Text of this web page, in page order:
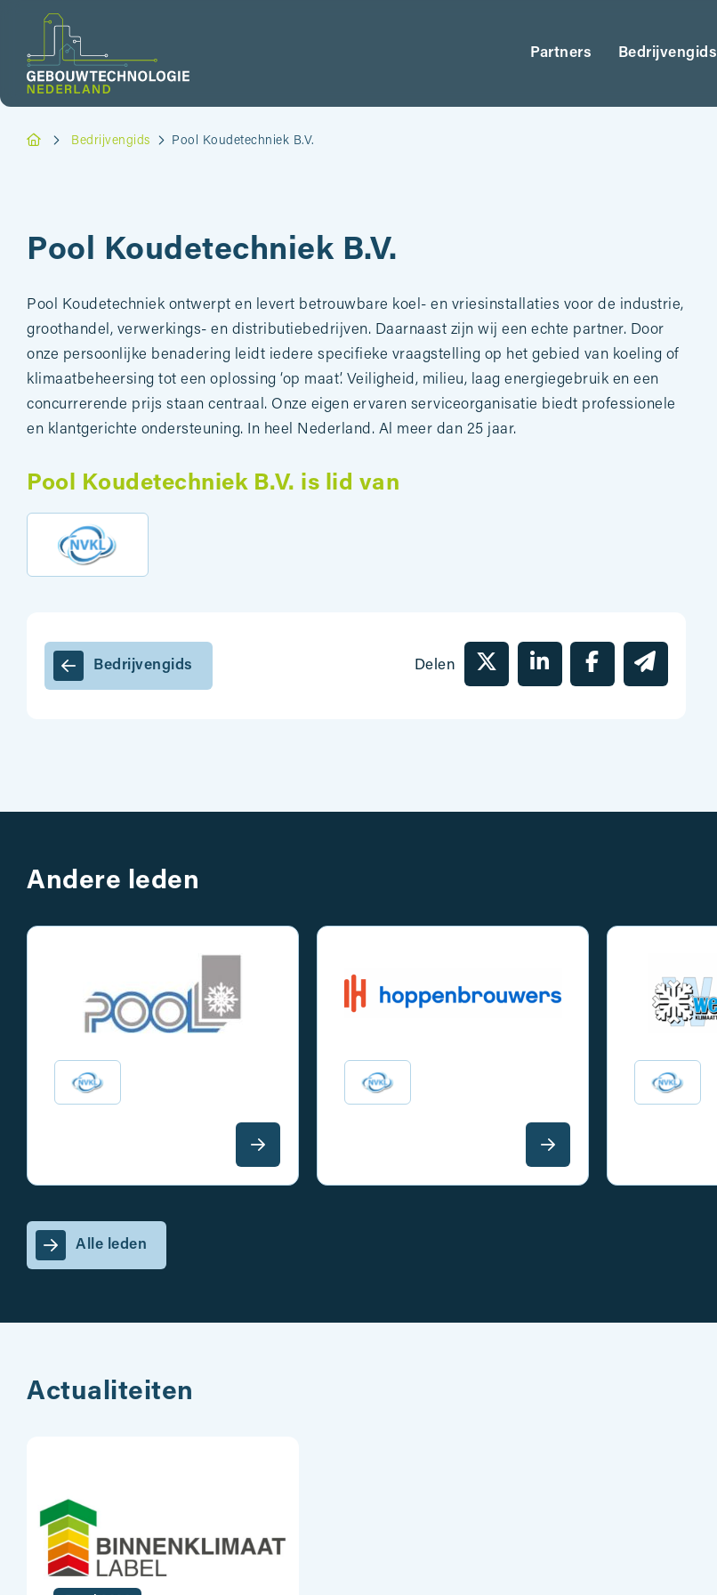
Partners Bedrijvengids
Bedrijvengids Pool Koudetechniek B.V.
Pool Koudetechniek B.V.
Pool Koudetechniek ontwerpt en levert betrouwbare koel- en vriesinstallaties voor de industrie,
groothandel, verwerkings- en distributiebedrijven. Daarnaast zijn wij een echte partner. Door
onze persoonlijke benadering leidt iedere specifieke vraagstelling op het gebied van koeling of
klimaatbeheersing tot een oplossing ‘op maat’. Veiligheid, milieu, laag energiegebruik en een
concurrerende prijs staan centraal. Onze eigen ervaren serviceorganisatie biedt professionele
en klantgerichte ondersteuning. In heel Nederland. Al meer dan 25 jaar.
Pool Koudetechniek B.V. is lid van
Bedrijvengids Delen
Andere leden
Alle leden
Actualiteiten